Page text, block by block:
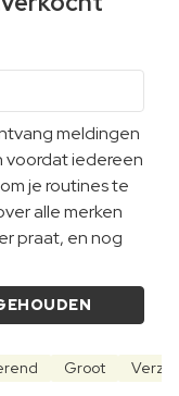
meldingen
voordat iedereen
je routines te
alle merken
praat, en nog
Groot